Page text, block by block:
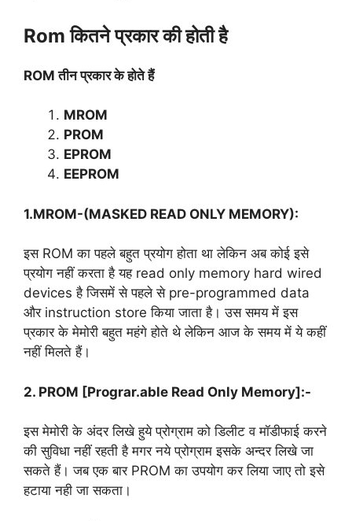
Rom कितने प्रकार की होती है
ROM तीन प्रकार के होते हैं
MROM
PROM
EPROM
EEPROM
1.MROM-(MASKED READ ONLY MEMORY):
इस ROM का पहले बहुत प्रयोग होता था लेकिन अब कोई इसे
प्रयोग नहीं करता है यह read only memory hard wired
devices है जिसमें से पहले से pre-programmed data
और instruction store किया जाता है। उस समय में इस
प्रकार के मेमोरी बहुत महंगे होते थे लेकिन आज के समय में ये कहीं
नहीं मिलते हैं।
2. PROM [Prograr.able Read Only Memory]:-
इस मेमोरी के अंदर लिखे हुये प्रोग्राम को डिलीट व मॉडीफाई करने
की सुविधा नहीं रहती है मगर नये प्रोग्राम इसके अन्दर लिखे जा
सकते हैं। जब एक बार PROM का उपयोग कर लिया जाए तो इसे
हटाया नही जा सकता।